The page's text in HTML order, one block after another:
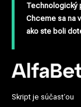
Technologický
Chceme sa na
ako ste boli
Skript je súčasťou